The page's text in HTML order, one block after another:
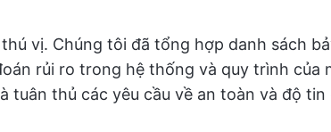
vị. Chúng tôi đã tổng hợp danh sách
rủi ro trong hệ thống và quy trình của
tuân thủ các yêu cầu về an toàn và độ tin